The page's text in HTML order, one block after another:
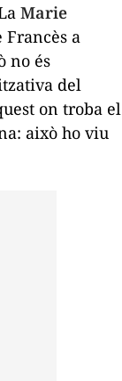
Marie
Francès a
no és
del
on troba el
això ho viu